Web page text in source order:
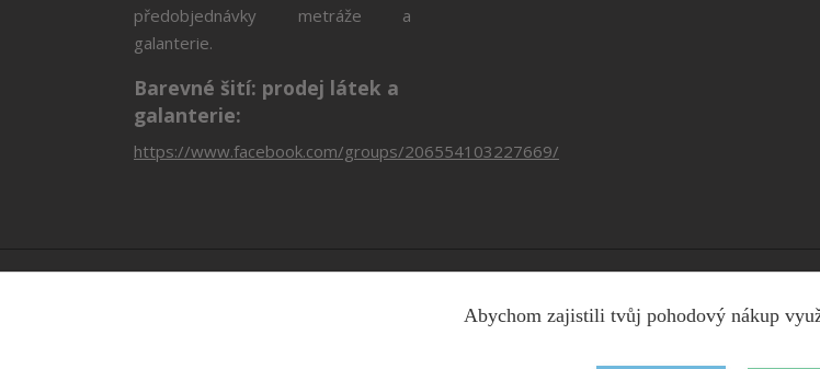
předobjednávky metráže a
galanterie.
Barevné šití: prodej látek a
galanterie:
https://www.facebook.com/groups/206554103227669/
Abychom zajistili tvůj pohodový nákup